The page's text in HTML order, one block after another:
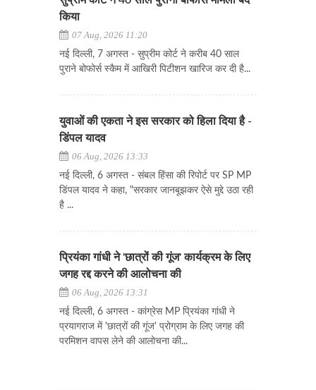
किया
07 Aug, 2026 11:20
नई दिल्ली, 7 अगस्त - सुप्रीम कोर्ट ने करीब 40 साल
पुराने बोफोर्स स्कैम में आखिरी पिटीशन खारिज कर दी है...
युवाओं की एकता ने इस सरकार को हिला दिया है -
डिंपल यादव
06 Aug, 2026 13:33
नई दिल्ली, 6 अगस्त - संबल हिंसा की रिपोर्ट पर SP MP
डिंपल यादव ने कहा, "सरकार जानबूझकर ऐसे मुद्दे उठा रही
है ...
प्रियंका गांधी ने 'छात्रों की गूंज' कार्यक्रम के लिए
जगह रद्द करने की आलोचना की
06 Aug, 2026 13:31
नई दिल्ली, 6 अगस्त - कांग्रेस MP प्रियंका गांधी ने
प्रयागराज में 'छात्रों की गूंज' प्रोग्राम के लिए जगह की
परमिशन वापस लेने की आलोचना की...